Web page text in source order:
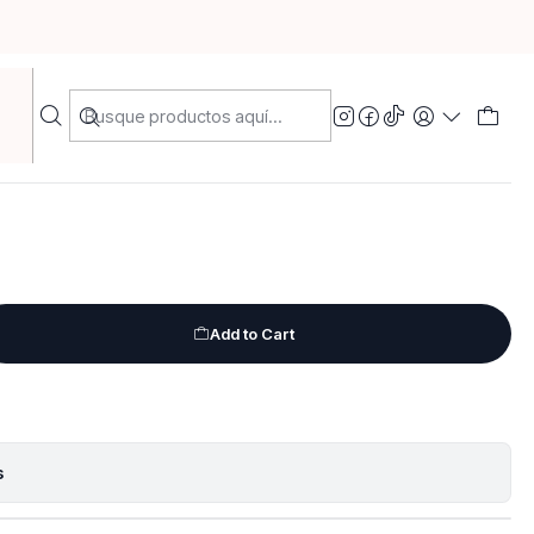
Add to Cart